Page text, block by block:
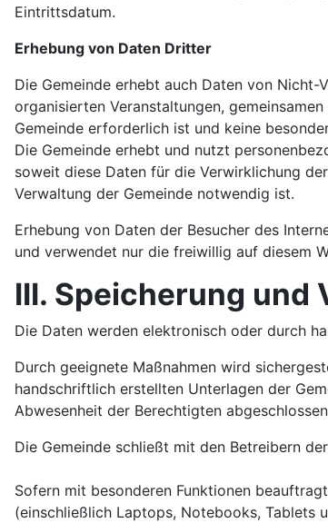
Eintrittsdatum.
Erhebung von Daten Dritter
Die Gemeinde erhebt auch Daten von Nicht-
organisierten Veranstaltungen,
Gemeinde erforderlich ist und keine
Die Gemeinde erhebt und nutzt
soweit diese Daten für die Verwirklichung
Verwaltung der Gemeinde notwendig ist.
Erhebung von Daten der Besucher des
und verwendet nur die freiwillig auf diesem
III. Speicherung und
Die Daten werden elektronisch oder durch
Durch geeignete Maßnahmen wird
handschriftlich erstellten Unterlagen der
Abwesenheit der Berechtigten
Die Gemeinde schließt mit den Betreibern
Sofern mit besonderen Funktionen
(einschließlich Laptops, Notebooks, Tablets